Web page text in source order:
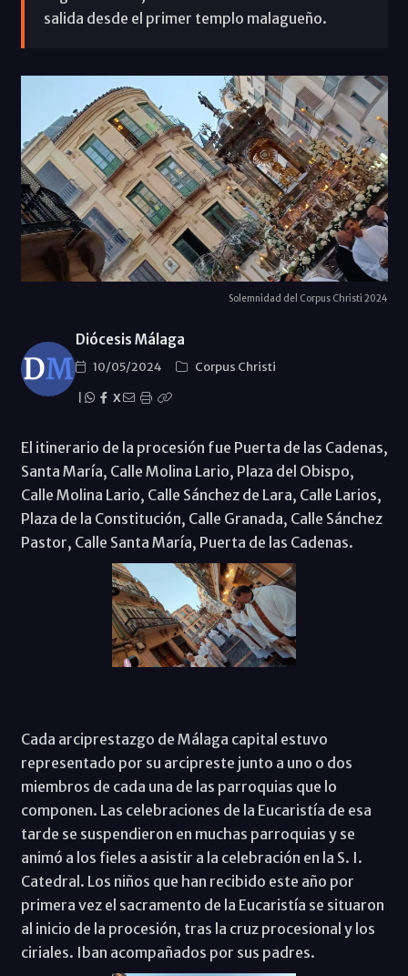
salida desde el primer templo malagueño.
Solemnidad del Corpus Christi 2024
Diócesis Málaga
10/05/2024
Corpus Christi
X
El itinerario de la procesión fue Puerta de las Cadenas,
Santa María, Calle Molina Lario, Plaza del Obispo,
Calle Molina Lario, Calle Sánchez de Lara, Calle Larios,
Plaza de la Constitución, Calle Granada, Calle Sánchez
Pastor, Calle Santa María, Puerta de las Cadenas.
Cada arciprestazgo de Málaga capital estuvo
representado por su arcipreste junto a uno o dos
miembros de cada una de las parroquias que lo
componen. Las celebraciones de la Eucaristía de esa
tarde se suspendieron en muchas parroquias y se
animó a los fieles a asistir a la celebración en la S. I.
Catedral. Los niños que han recibido este año por
primera vez el sacramento de la Eucaristía se situaron
al inicio de la procesión, tras la cruz procesional y los
ciriales. Iban acompañados por sus padres.